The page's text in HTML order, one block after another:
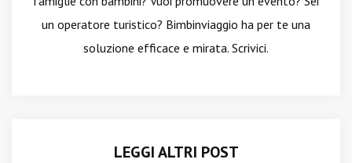
un operatore turistico? Bimbinviaggio ha per te una
soluzione efficace e mirata. Scrivici.
LEGGI ALTRI POST